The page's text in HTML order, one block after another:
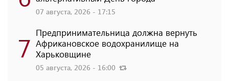
07 августа, 2026 - 17:15
7 Предпринимательница должна вернуть
Африкановское водохранилище на
Харьковщине
05 августа, 2026 - 16:00